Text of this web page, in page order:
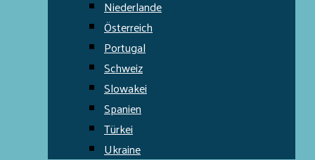
Niederlande
Österreich
Portugal
Schweiz
Slowakei
Spanien
Türkei
Ukraine